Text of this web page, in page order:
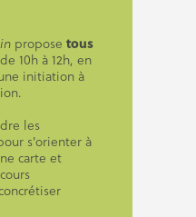
propose tous
10h à 12h, en
initiation à
les
s'orienter à
carte et